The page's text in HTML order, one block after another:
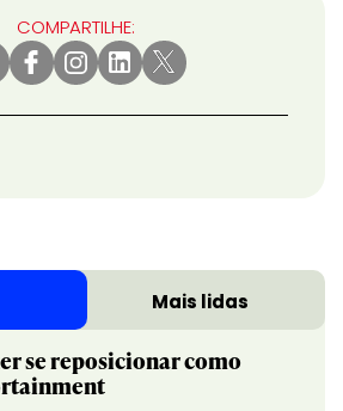
COMPARTILHE:
Mais lidas
se reposicionar como